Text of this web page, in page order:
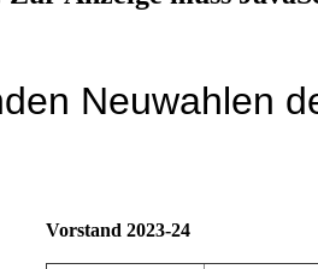
Neuwahlen
Vorstand 2023-24